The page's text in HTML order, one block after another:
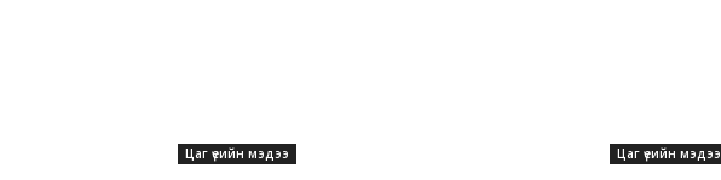
Цаг үеийн мэдээ Цаг үеийн мэдээ